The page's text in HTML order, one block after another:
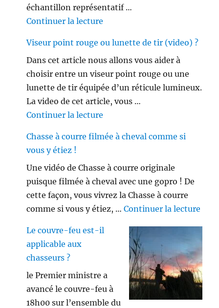
échantillon représentatif …
Continuer la lecture
Viseur point rouge ou lunette de tir (video) ?
Dans cet article nous allons vous aider à
choisir entre un viseur point rouge ou une
lunette de tir équipée d’un réticule lumineux.
La video de cet article, vous …
Continuer la lecture
Chasse à courre filmée à cheval comme si
vous y étiez !
Une vidéo de Chasse à courre originale
puisque filmée à cheval avec une gopro ! De
cette façon, vous vivrez la Chasse à courre
comme si vous y étiez, …Continuer la lecture
Le couvre-feu est-il
applicable aux
chasseurs ?
le Premier ministre a
avancé le couvre-feu à
18h00 sur l’ensemble du